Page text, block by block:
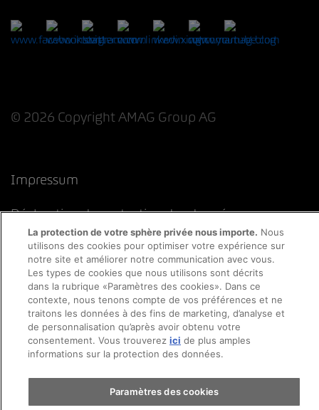
© 2026 Copyright AMAG Group AG
Impressum
Déclaration de protection des données
Directive cookies Mentions légales CFST
La protection de votre sphère privée nous importe. Nous
utilisons des cookies pour optimiser votre expérience sur
notre site et améliorer notre communication avec vous.
Les types de cookies que nous utilisons sont décrits
dans la rubrique «Paramètres des cookies». Dans ce
contexte, nous tenons compte de vos préférences et ne
traitons les données à des fins de marketing, d’analyse et
de personnalisation qu’après avoir obtenu votre
consentement. Vous trouverezici de plus amples
informations sur la protection des données.
Paramètres des cookies